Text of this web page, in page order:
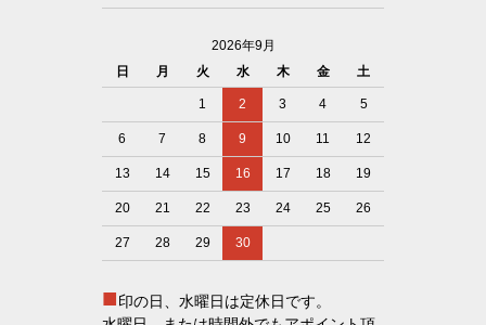
2026年9月
日
月 火 水 木 金 土
1 2 3 4 5
6 7 8 9 10 11 12
13 14 15 16 17 18 19
20 21 22 23 24 25 26
27 28 29 30
■印の日、水曜日は定休日です。